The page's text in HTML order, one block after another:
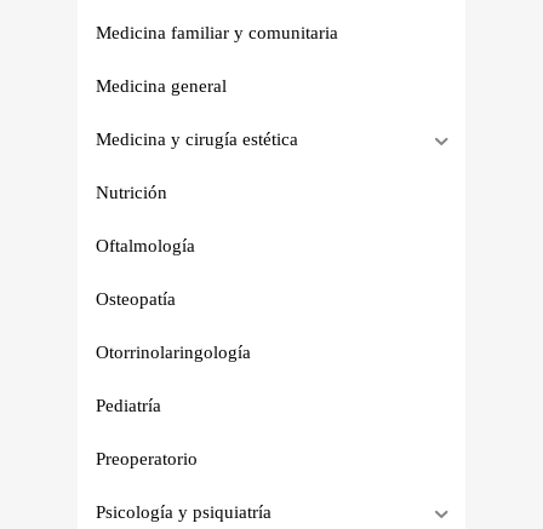
Medicina familiar y comunitaria
Medicina general
Medicina y cirugía estética
Nutrición
Oftalmología
Osteopatía
Otorrinolaringología
Pediatría
Preoperatorio
Psicología y psiquiatría